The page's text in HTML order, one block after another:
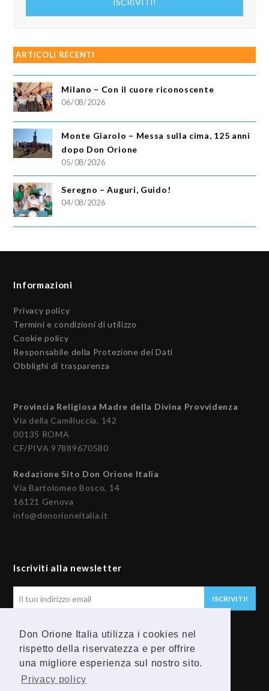
Don Orione Italia utilizza i cookies nel
rispetto della riservatezza e per offrire
una migliore esperienza sul nostro sito.
Privacy policy
ARTICOLI RECENTI
Milano – Con il cuore riconoscente
06/08/2026
Monte Giarolo – Messa sulla cima, 125 anni
dopo Don Orione
05/08/2026
Seregno – Auguri, Guido!
04/08/2026
Informazioni
Privacy policy
Termini e condizioni di utilizzo
Cookie policy
Responsabile della Protezione dei Dati
Obblighi di trasparenza
Provincia Religiosa Madre della Divina Provvidenza
Via della Camilluccia, 142
00135 ROMA
CF/PIVA 97889670580
Redazione Sito Don Orione Italia
Via Bartolomeo Bosco, 14
16121 Genova
info@donorioneitalia.it
Iscriviti alla newsletter
email
ISCRIVITI!
Seguici
F